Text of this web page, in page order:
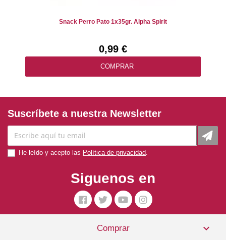
Snack Perro Pato 1x35gr. Alpha Spirit
0,99 €
COMPRAR
Snack Perro Dentastix Mediano 28uds Pedigree
Suscríbete a nuestra Newsletter
He leído y acepto las Política de privacidad
Siguenos en
Comprar 